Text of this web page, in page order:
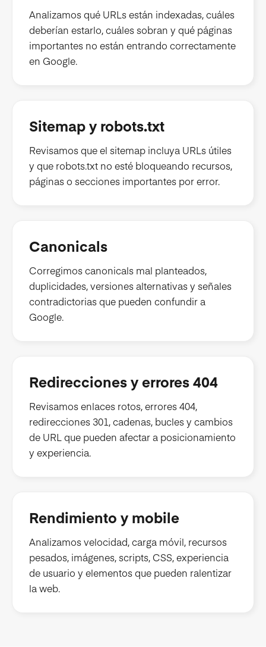
Analizamos qué URLs están indexadas, cuáles
deberían estarlo, cuáles sobran y qué páginas
importantes no están entrando correctamente
en Google.
Sitemap y robots.txt
Revisamos que el sitemap incluya URLs útiles
y que robots.txt no esté bloqueando recursos,
páginas o secciones importantes por error.
Canonicals
Corregimos canonicals mal planteados,
duplicidades, versiones alternativas y señales
contradictorias que pueden confundir a
Google.
Redirecciones y errores 404
Revisamos enlaces rotos, errores 404,
redirecciones 301, cadenas, bucles y cambios
de URL que pueden afectar a posicionamiento
y experiencia.
Rendimiento y mobile
Analizamos velocidad, carga móvil, recursos
pesados, imágenes, scripts, CSS, experiencia
de usuario y elementos que pueden ralentizar
la web.